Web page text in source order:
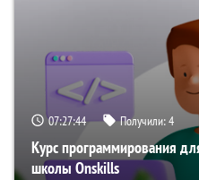
07:27:43 Получили:4
Курс программирования
школы Onskills